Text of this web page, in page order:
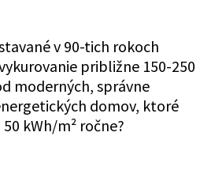
v 90-tich rokoch
približne 150-250
moderných, správne
domov, ktoré
kWh/m² ročne?